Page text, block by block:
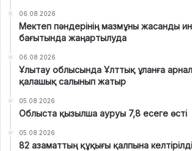
06.08.2026
Мектеп пәндерінің мазмұны жасанды
бағытында жаңартылуда
06.08.2026
Ұлытау облысында Ұлттық ұланға
қалашық салынып жатыр
05.08.2026
Облыста қызылша ауруы 7,8 есеге өсті
05.08.2026
82 азаматтың құқығы қалпына келтірілді